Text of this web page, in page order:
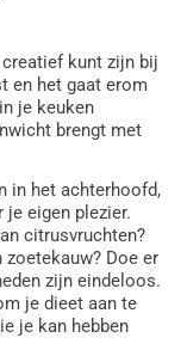
kunt zijn bij
en het gaat erom
je keuken
brengt met
in het achterhoofd,
je eigen plezier.
citrusvruchten?
Doe er
zijn eindeloos.
je dieet aan te
je kan hebben